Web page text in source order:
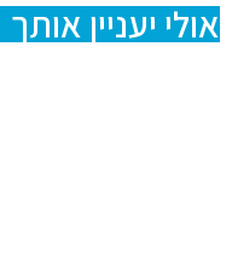
אולי יעניין אותך